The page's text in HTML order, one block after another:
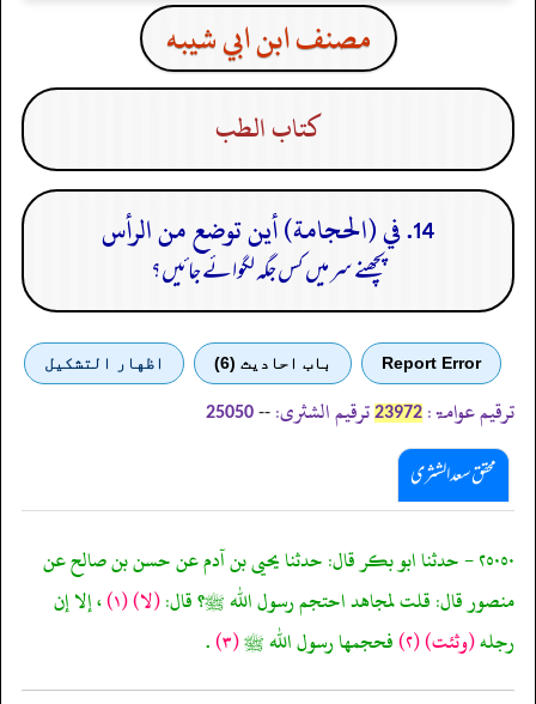
مصنف ابن ابي شيبه
كتاب الطب
14. في (الحجامة) أين توضع من الرأس
پچھنے سر میں کس جگہ لگوائے جائیں؟
Report Error باب احادیث (6) اظهار التشكيل
ترقیم عوامۃ: 23972 ترقیم الشثری: --
25050
محقق سعد الشثری
٢٥٠٥٠ - حدثنا ابو بكر قال: حدثنا يحيى بن آدم عن حسن بن صالح عن
منصور قال: قلت لمجاهد احتجم رسول الله ﷺ؟ قال:(لا)(١) ، إلا إن
رجله(وثئت)(٢) فحجمها رسول الله ﷺ(٣) .